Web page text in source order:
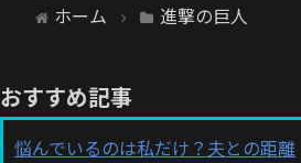
ホーム 進撃の巨人
おすすめ記事
悩んでいるのは私だけ？夫との距離